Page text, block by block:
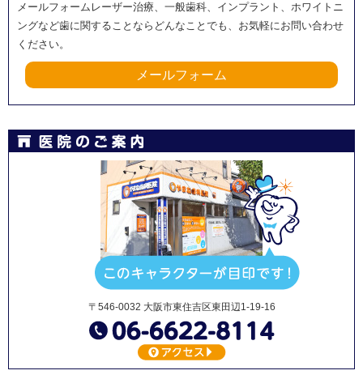
メールフォームレーザー治療、一般歯科、インプラント、ホワイトニ
ングなど歯に関することならどんなことでも、お気軽にお問い合わせ
ください。
メールフォーム
〒546-0032 大阪市東住吉区東田辺1-19-16